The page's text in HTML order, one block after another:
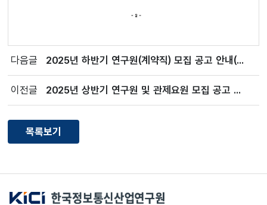
다음글 2025년 하반기 연구원(계약직) 모집 공고 안내(2026.1.2까지)
이전글 2025년 상반기 연구원 및 관제요원 모집 공고 안내(2025.6.23.(월) 12:00까지)
목록보기
한국정보통신산업연구원